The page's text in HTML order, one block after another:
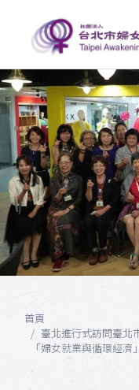
首頁
臺北進行式訪問臺北
「婦女就業與循環經濟